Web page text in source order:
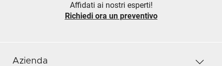
Affidati ai nostri esperti!
Richiedi ora un preventivo
Azienda